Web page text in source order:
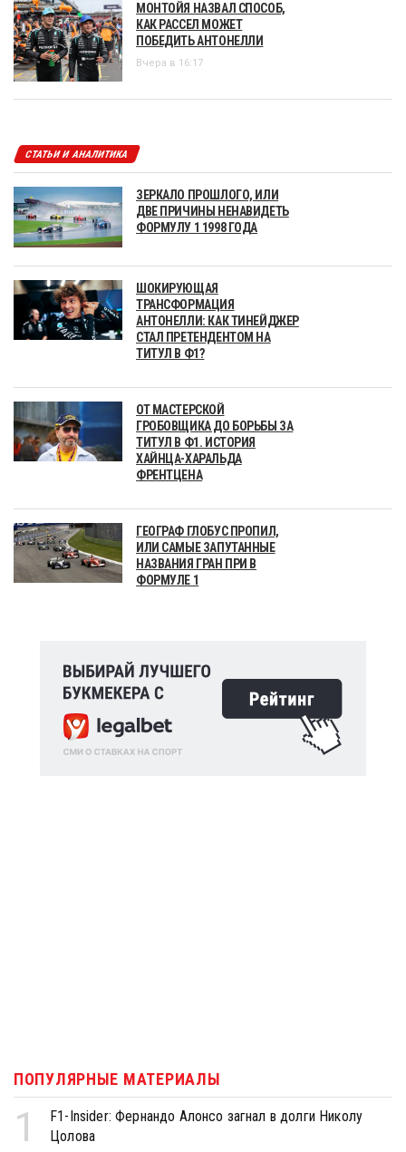
МОНТОЙЯ НАЗВАЛ СПОСОБ,
КАК РАССЕЛ МОЖЕТ
ПОБЕДИТЬ АНТОНЕЛЛИ
Вчера в 16:17
СТАТЬИ И АНАЛИТИКА
ЗЕРКАЛО ПРОШЛОГО, ИЛИ
ДВЕ ПРИЧИНЫ НЕНАВИДЕТЬ
ФОРМУЛУ 1 1998 ГОДА
ШОКИРУЮЩАЯ
ТРАНСФОРМАЦИЯ
АНТОНЕЛЛИ: КАК ТИНЕЙДЖЕР
СТАЛ ПРЕТЕНДЕНТОМ НА
ТИТУЛ В Ф1?
ОТ МАСТЕРСКОЙ
ГРОБОВЩИКА ДО БОРЬБЫ ЗА
ТИТУЛ В Ф1. ИСТОРИЯ
ХАЙНЦА-ХАРАЛЬДА
ФРЕНТЦЕНА
ГЕОГРАФ ГЛОБУС ПРОПИЛ,
ИЛИ САМЫЕ ЗАПУТАННЫЕ
НАЗВАНИЯ ГРАН ПРИ В
ФОРМУЛЕ 1
ПОПУЛЯРНЫЕ МАТЕРИАЛЫ
1
F1-Insider: Фернандо Алонсо загнал в долги Николу
Цолова